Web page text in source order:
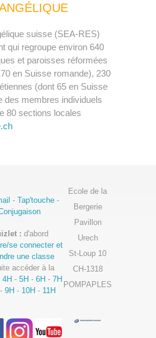
suisse (SEA-RES)
qui regroupe environ 640
et paroisses réformées
en Suisse romande), 230
(dont 65 en Suisse
des membres individuels
80 sections locales
- Tap'touche-
: d'abord
se connecter et
une classe
accéder à la
4H- 5H- 6H- 7H
- 9H - 10H - 11H
Ecole de la
Bergerie
Pavillon
Urech
St-Loup 10
CH-1318
POMPAPLES